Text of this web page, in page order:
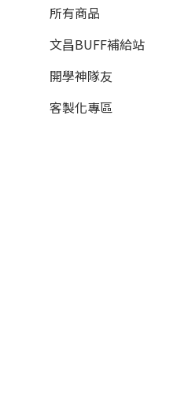
所有商品
文昌BUFF補給站
開學神隊友
客製化專區